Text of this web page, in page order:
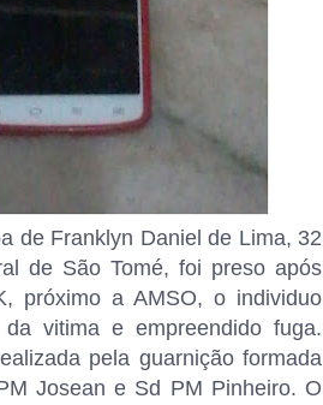
de Franklyn Daniel de Lima, 32
de São Tomé, foi preso após
próximo a AMSO, o individuo
vitima e empreendido fuga.
pela guarnição formada
Josean e Sd PM Pinheiro. O